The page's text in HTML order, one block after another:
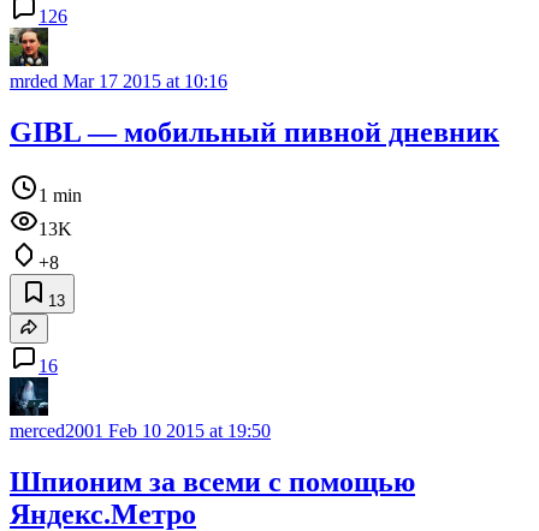
126
mrded Mar 17 2015 at 10:16
GIBL — мобильный пивной дневник
1 min
13K
+8
13
16
merced2001 Feb 10 2015 at 19:50
Шпионим за всеми с помощью
Яндекс.Метро